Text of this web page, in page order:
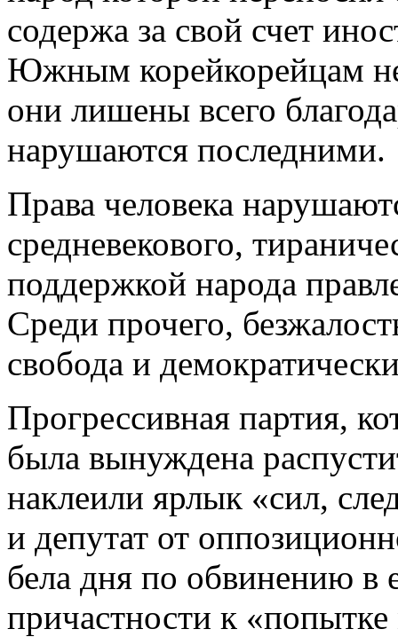
содержа за свой счет
Южным корейкорейцам
они лишены всего
нарушаются последними.
Права человека
средневекового,
поддержкой народа
Среди прочего,
свобода и
Прогрессивная партия,
была вынуждена
наклеили ярлык «сил,
и депутат от
бела дня по обвинению в
причастности к